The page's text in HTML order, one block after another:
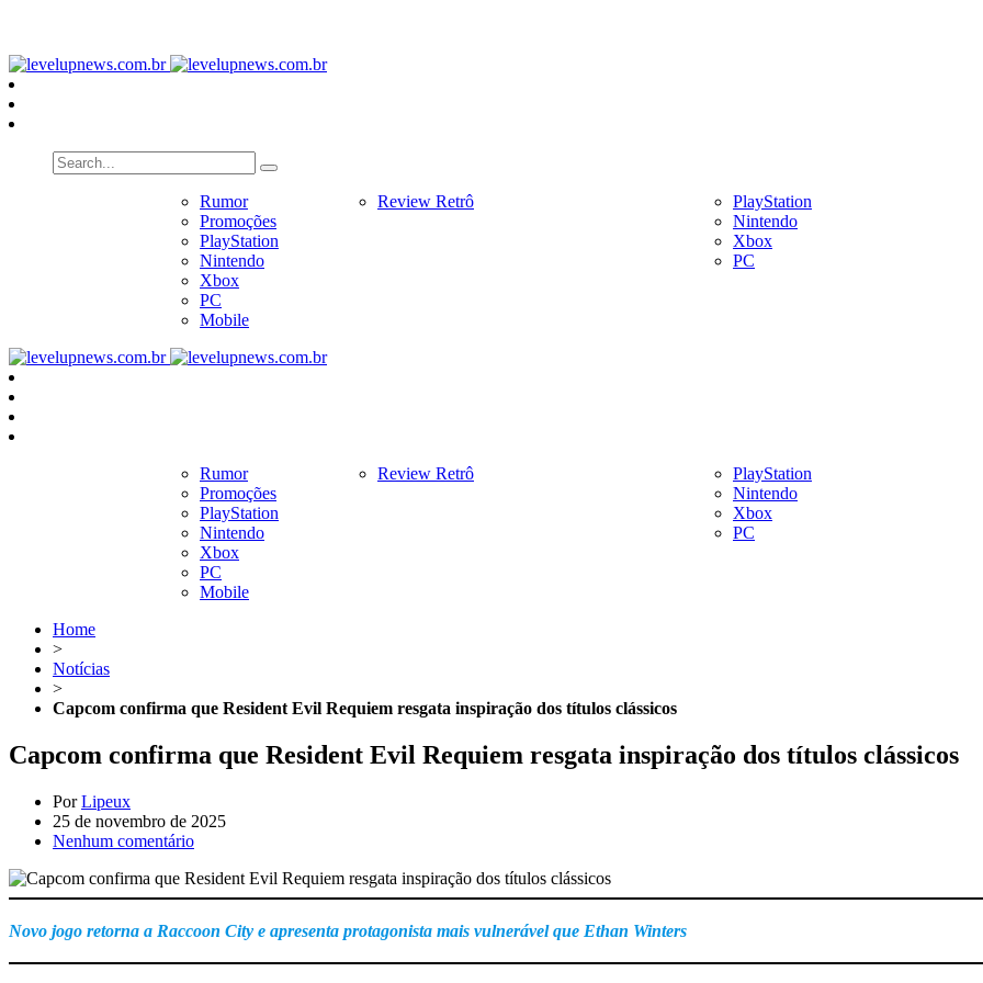
Rumor
Promoções
PlayStation
Nintendo
Xbox
PC
Mobile
Review Retrô
PlayStation
Nintendo
Xbox
PC
Rumor
Promoções
PlayStation
Nintendo
Xbox
PC
Mobile
Review Retrô
PlayStation
Nintendo
Xbox
PC
Home
>
Notícias
>
Capcom confirma que Resident Evil Requiem resgata inspiração dos títulos clássicos
Capcom confirma que Resident Evil Requiem resgata inspiração dos títulos clássicos
PorLipeux
25 de novembro de 2025
Nenhum comentário
Novo jogo retorna a Raccoon City e apresenta protagonista mais vulnerável que Ethan Winters